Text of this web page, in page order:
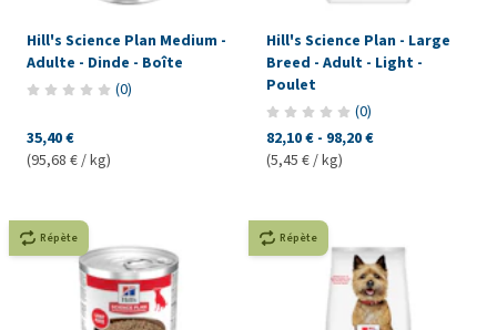
Hill's Science Plan Medium -
Adulte - Dinde - Boîte
(0)
35,40 €
(95,68 € / kg)
Hill's Science Plan - Large
Breed - Adult - Light -
Poulet
(0)
82,10 € - 98,20 €
(5,45 € / kg)
Répète Répète